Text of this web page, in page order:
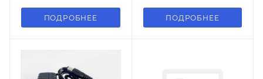
ПОДРОБНЕЕ ПОДРОБНЕЕ